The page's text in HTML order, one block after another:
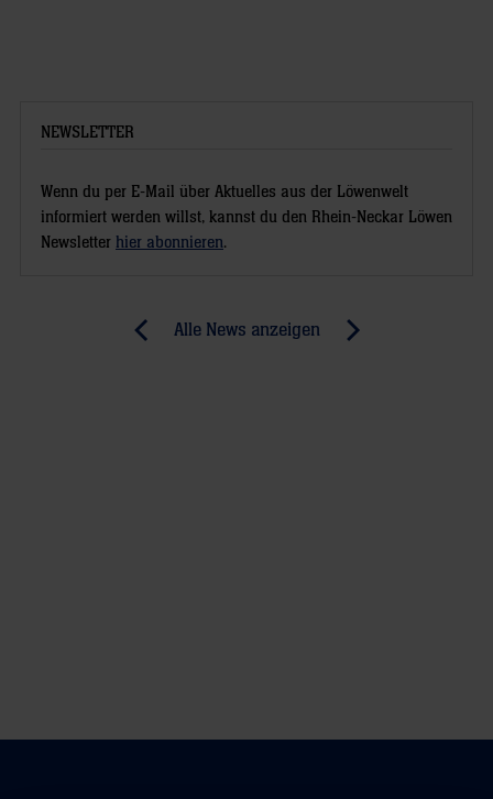
NEWSLETTER
Wenn du per E-Mail über Aktuelles aus der Löwenwelt
informiert werden willst, kannst du den Rhein-Neckar Löwen
Newsletter hier abonnieren.
Alle News anzeigen